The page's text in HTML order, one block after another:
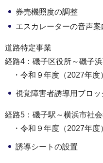
券売機照度の調整
エスカレーターの音声
道路特定事業
経路4：磯子区役所～磯子
・令和９年度（2027年度
視覚障害者誘導用ブロッ
経路5：磯子駅～横浜市社
・令和９年度（2027年度
誘導シートの設置